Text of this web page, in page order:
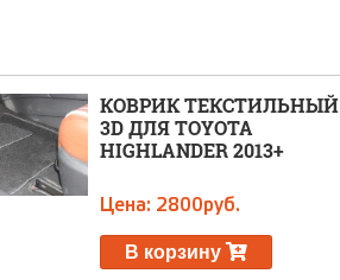
КОВРИК ТЕКСТИЛЬНЫЙ
3D ДЛЯ TOYOTA
HIGHLANDER 2013+
Цена: 2800руб.
В корзину